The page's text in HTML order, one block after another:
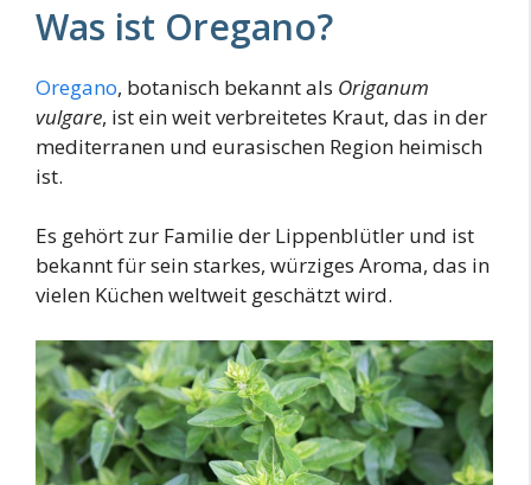
Was ist Oregano?
Oregano, botanisch bekannt als Origanum
vulgare, ist ein weit verbreitetes Kraut, das in der
mediterranen und eurasischen Region heimisch
ist.
Es gehört zur Familie der Lippenblütler und ist
bekannt für sein starkes, würziges Aroma, das in
vielen Küchen weltweit geschätzt wird.